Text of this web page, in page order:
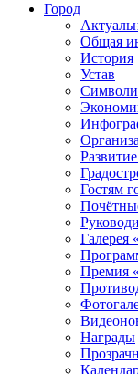
Город
Общая
История
Устав
Гостям
Галерея
Премия
Награды